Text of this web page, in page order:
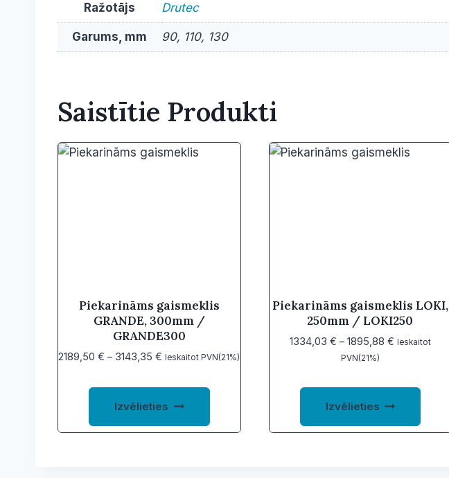
Ražotājs Drutec
Garums, mm 90, 110, 130
Saistītie Produkti
Piekarināms gaismeklis
GRANDE, 300mm /
GRANDE300
2189,50€ – 3143,35€ Price
2189,50 €
through
Ieskaitot PVN(21%)
Izvēlieties
This
has
Piekarināms gaismeklis LOKI,
250mm / LOKI250
1334,03 € – 1895,88 €Price
through
1895,88 €
Ieskaitot
PVN(21%)
Izvēlieties
This
has